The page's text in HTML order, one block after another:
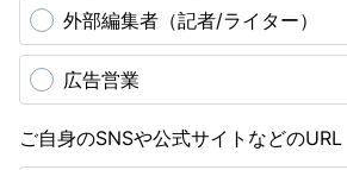
外部編集者（記者/ライター）
広告営業
ご自身のSNSや公式サイトなどのURL